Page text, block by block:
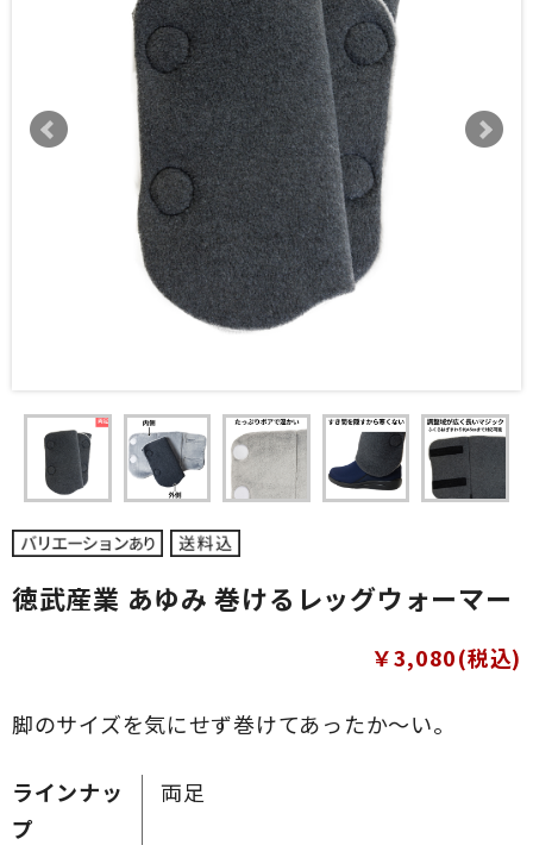
徳武産業 あゆみ 巻けるレッグウォーマー
脚のサイズを気にせず巻けてあったか～い。
￥3,080(税込)
ラインナッ
プ
両足